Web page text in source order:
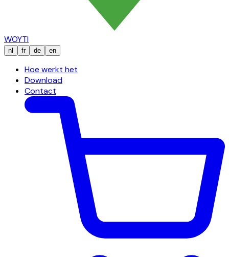
WOYTI
nl fr de en
Hoe werkt het
Download
Contact